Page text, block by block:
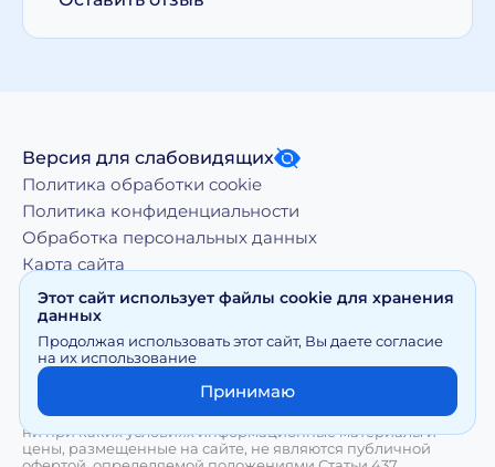
Версия для слабовидящих
Политика обработки cookie
Политика конфиденциальности
Обработка персональных данных
Карта сайта
использование материалов, размещенных на moy-
doktor.org возможно только с письменного разрешения
Правообладателя
Сайт носит исключительно информационный характер и
ни при каких условиях информационные материалы и
цены, размещенные на сайте, не являются публичной
Этот сайт использует файлы cookie для хранения
данных
Продолжая использовать этот сайт, Вы даете согласие
на их использование
Принимаю